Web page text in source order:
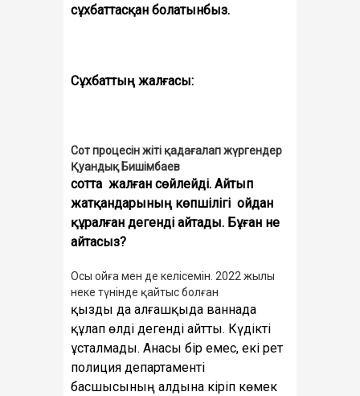
сұхбаттасқан болатынбыз.
Сұхбаттың жалғасы:
Сот процесін жіті қадағалап жүргендер
Қуандық Бишімбаев
сотта жалған сөйлейді. Айтып
жатқандарының көпшілігі ойдан
құралған дегенді айтады. Бұған не
айтасыз?
Осы ойға мен де келісемін. 2022 жылы
неке түнінде қайтыс болған
қызды да алғашқыда ваннада
құлап өлді дегенді айтты. Күдікті
ұсталмады. Анасы бір емес, екі рет
полиция департаменті
басшысының алдына кіріп көмек